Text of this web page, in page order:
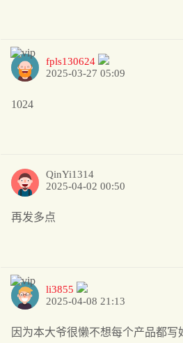
fpls130624
2025-03-27 05:09
1024
QinYi1314
2025-04-02 00:50
再发多点
li3855
2025-04-08 21:13
因为本大爷很懒不想每个产品都